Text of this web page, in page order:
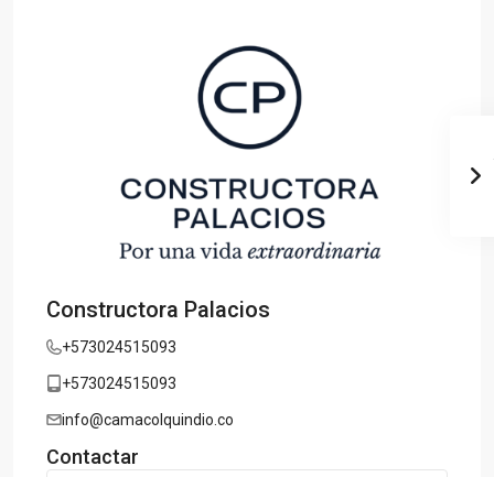
Constructora Palacios
+573024515093
+573024515093
info@camacolquindio.co
Contactar